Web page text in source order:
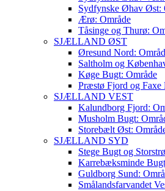
Sydfynske Øhav Øst:
Ærø: Område
Tåsinge og Thurø:
SJÆLLAND ØST
Øresund Nord:
Saltholm og
Køge Bugt: Område
Præstø Fjord og Faxe
SJÆLLAND VEST
Kalundborg Fjord:
Musholm Bugt:
Storebælt Øst:
SJÆLLAND SYD
Stege Bugt og
Karrebæksminde
Guldborg Sund:
Smålandsfarvandet